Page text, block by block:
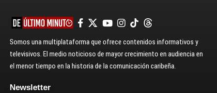
Somos una multiplataforma que ofrece contenidos informativos y
televisivos. El medio noticioso de mayor crecimiento en audiencia en
el menor tiempo en la historia de la comunicación caribeña.
Newsletter